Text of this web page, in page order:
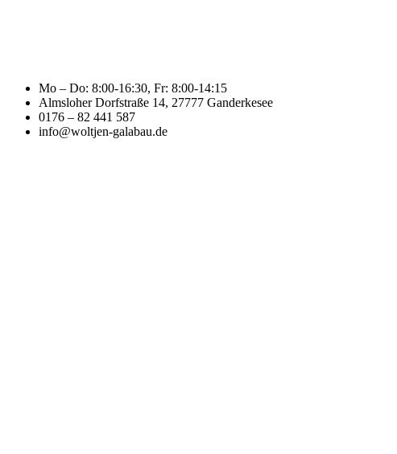
Mo – Do: 8:00-16:30, Fr: 8:00-14:15
Almsloher Dorfstraße 14, 27777 Ganderkesee
0176 – 82 441 587
info@woltjen-galabau.de